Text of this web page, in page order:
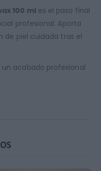
100 ml es el paso final
profesional. Aporta
de piel cuidada tras el
acabado profesional